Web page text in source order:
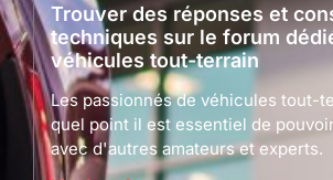
Trouver des réponses et
techniques sur le forum
véhicules tout-terrain
Les passionnés de véhicules tout-
quel point il est essentiel de
avec d'autres amateurs et experts.